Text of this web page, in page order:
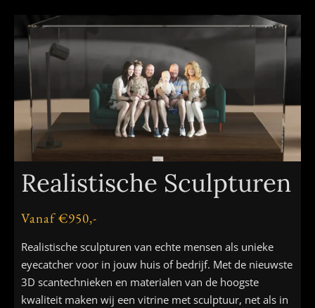
Realistische Sculpturen
Vanaf €950,-
Realistische sculpturen van echte mensen als unieke
eyecatcher voor in jouw huis of bedrijf. Met de nieuwste
3D scantechnieken en materialen van de hoogste
kwaliteit maken wij een vitrine met sculptuur, net als in